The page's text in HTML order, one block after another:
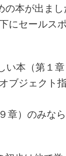
の本が出ま
にセールス
い本（第１
ブジェクト
章）のみな